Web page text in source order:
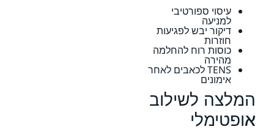
עיסוי ספורטיבי
למניעה
דיקור יבש לפגיעות
חוזרות
כוסות רוח להחלמה
מהירה
TENS לכאבים לאחר
אימונים
המלצה לשילוב
אופטימלי